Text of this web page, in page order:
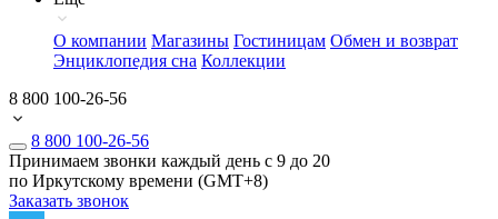
О компании Магазины Гостиницам Обмен и возврат
Энциклопедия сна Коллекции
8 800 100-26-56
8 800 100-26-56
Принимаем звонки каждый день с 9 до 20
по Иркутскому времени (GMT+8)
Заказать звонок